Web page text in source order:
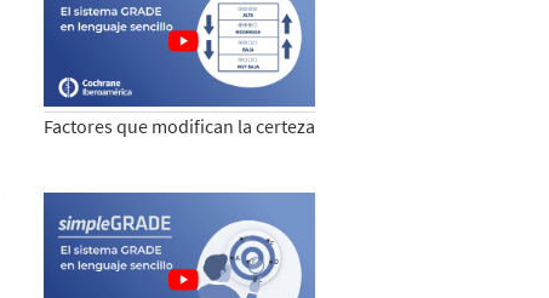
Factores que modifican la certeza